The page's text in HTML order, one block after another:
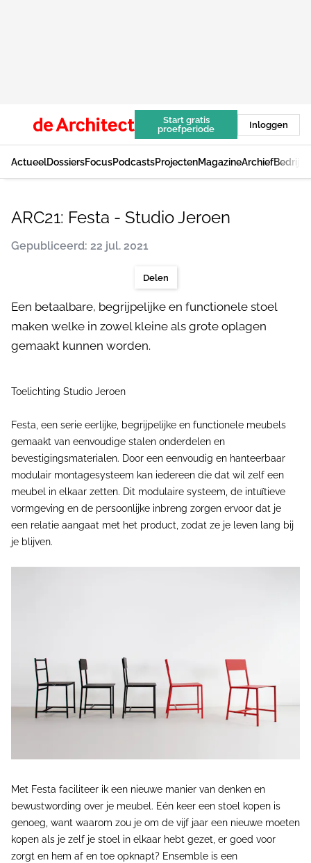
Start gratis
proefperiode
Inloggen
ActueelDossiersFocusPodcastsProjectenMagazineArchief
ARC21: Festa - Studio Jeroen
Gepubliceerd: 22 jul. 2021
Delen
Een betaalbare, begrijpelijke en functionele stoel
maken welke in zowel kleine als grote oplagen
gemaakt kunnen worden.
Toelichting Studio Jeroen
Festa, een serie eerlijke, begrijpelijke en functionele meubels
gemaakt van eenvoudige stalen onderdelen en
bevestigingsmaterialen. Door een eenvoudig en hanteerbaar
modulair montagesysteem kan iedereen die dat wil zelf een
meubel in elkaar zetten. Dit modulaire systeem, de intuïtieve
vormgeving en de persoonlijke inbreng zorgen ervoor dat je
een relatie aangaat met het product, zodat ze je leven lang bij
je blijven.
Met Festa faciliteer ik een nieuwe manier van denken en
bewustwording over je meubel. Eén keer een stoel kopen is
genoeg, want waarom zou je om de vijf jaar een nieuwe moeten
kopen als je zelf je stoel in elkaar hebt gezet, er goed voor
zorgt en hem af en toe opknapt? Ensemble is een